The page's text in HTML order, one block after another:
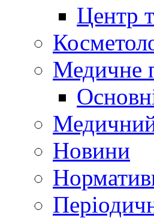
Центр
Медичне
Новини